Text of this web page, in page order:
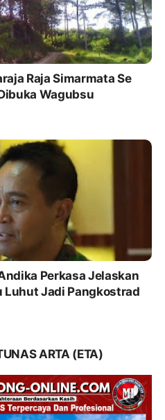
Raja Simarmata Se
Wagubsu
Perkasa Jelaskan
Luhut Jadi Pangkostrad
ARTA (ETA)